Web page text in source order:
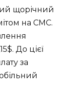
щорічний
на СМС.
До цієї
за